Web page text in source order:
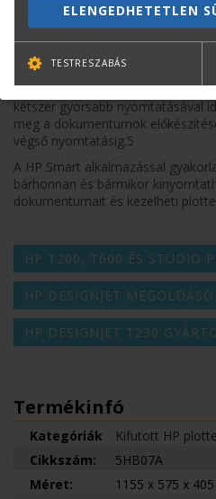
Az akár 35 másodperc/A1/D
eredményező gyors nyomtatásnak
köszönhetően többé nem kell a
mellett várakoznia.
Növelje hatékonyságát – a
kétszer gyorsabb nyomtatásával
meg a dokumentumok
végső nyomtatásig.5
A HP Smart alkalmazással
bárhonnan és bármikor
dokumentumait és kezelheti
HP T200, T600 ÉS STUDIO
HP DESIGNJET
HP DESIGNJET T230
Termékinfó
Kategóriák
Kifutott HP
Cikkszám:
5HB07A
Méret:
1155 x 575 x
ELENGEDHETETLEN
TESTRESZABÁS